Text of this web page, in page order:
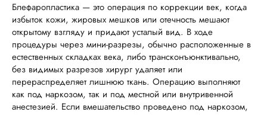
Блефаропластика — это операция по коррекции век, когда
избыток кожи, жировых мешков или отечность мешают
открытому взгляду и придают усталый вид. В ходе
процедуры через мини-разрезы, обычно расположенные в
естественных складках века, либо трансконъюнктивально,
без видимых разрезов хирург удаляет или
перераспределяет лишнюю ткань. Операцию выполняют
как под наркозом, так и под местной или внутривенной
анестезией. Если вмешательство проведено под наркозом,